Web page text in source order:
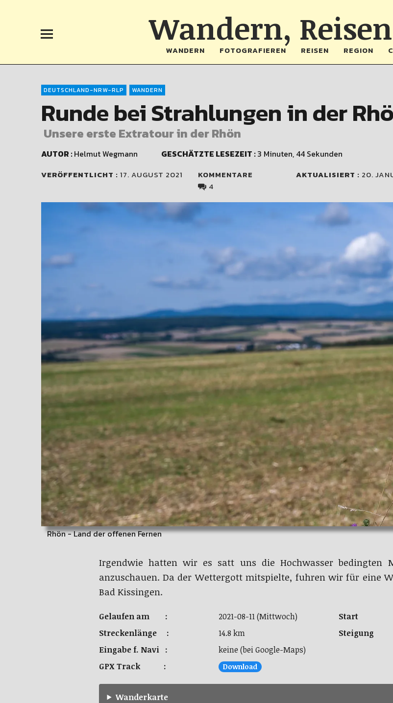
Wandern,
WANDERN FOTOGRAFIEREN REISEN REGION
DEUTSCHLAND-NRW-RLP WANDERN
Runde bei Strahlungen in der
Unsere erste Extratour in der Rhön
AUTOR :Helmut Wegmann GESCHÄTZTE LESEZEIT :3 Minuten, 44 Sekunden
VERÖFFENTLICHT : 17. AUGUST 2021
KOMMENTARE
4
AKTUALISIERT : 20.
Rhön - Land der offenen Fernen
Irgendwie hatten wir es satt uns die Hochwasser bedingten
anzuschauen. Da der Wettergott mitspielte, fuhren wir für eine
Bad Kissingen.
Gelaufen am : 2021-08-11 (Mittwoch) Start
Streckenlänge :
14.8 km
Eingabe f. Navi :
keine (bei Google-Maps)
GPX Track :
Download
Wanderkarte